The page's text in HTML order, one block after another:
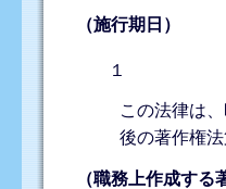
（施行期日）
１
この法律は
後の著作権
（職務上作成する